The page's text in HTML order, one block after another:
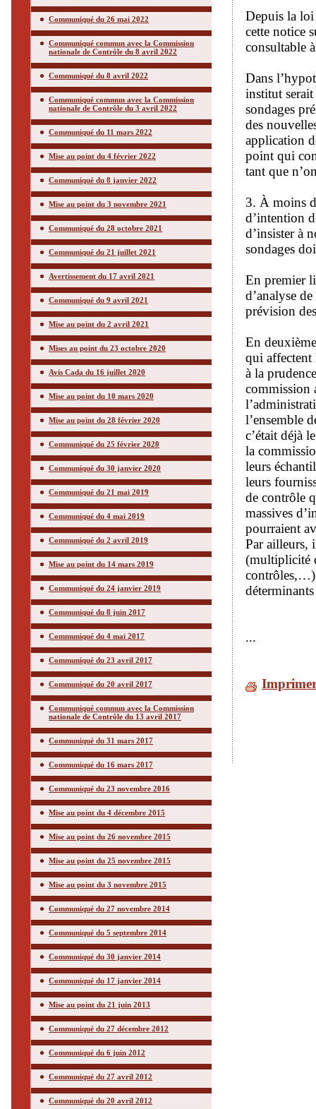
Communiqué du 26 mai 2022
Communiqué commun avec la Commission
nationale de Contrôle du 8 avril 2022
Communiqué du 8 avril 2022
Communiqué commun avec la Commission
nationale de Contrôle du 3 avril 2022
Communiqué du 11 mars 2022
Mise au point du 4 février 2022
Communiqué du 8 janvier 2022
Mise au point du 3 novembre 2021
Communiqué du 28 octobre 2021
Communiqué du 21 juillet 2021
Avertissement du 17 avril 2021
Communiqué du 9 avril 2021
Mise au point du 2 avril 2021
Mises au point du 23 octobre 2020
Avis Cada du 16 juillet 2020
Mise au point du 10 mars 2020
Mise au point du 28 février 2020
Communiqué du 25 février 2020
Communiqué du 30 janvier 2020
Communiqué du 21 mai 2019
Communiqué du 4 mai 2019
Communiqué du 2 avril 2019
Mise au point du 14 mars 2019
Communiqué du 24 janvier 2019
Communiqué du 8 juin 2017
Communiqué du 4 mai 2017
Communiqué du 23 avril 2017
Communiqué du 20 avril 2017
Communiqué commun avec la Commission
nationale de Contrôle du 13 avril 2017
Communiqué du 31 mars 2017
Communiqué du 16 mars 2017
Communiqué du 23 novembre 2016
Mise au point du 4 décembre 2015
Mise au point du 26 novembre 2015
Mise au point du 25 novembre 2015
Mise au point du 3 novembre 2015
Communiqué du 27 novembre 2014
Communiqué du 5 septembre 2014
Communiqué du 30 janvier 2014
Communiqué du 17 janvier 2014
Mise au point du 21 juin 2013
Communiqué du 27 décembre 2012
Communiqué du 6 juin 2012
Communiqué du 27 avril 2012
Communiqué du 20 avril 2012
Depuis la
cette notice
consultable
Dans
institut
sondages
des
application
point qui
tant que
3. À moins
d’intention
d’insister à
sondages
En premier
d’analyse
prévision
En
qui affectent
à la
commission
l’ensemble
c’était déjà
la
leurs
leurs
de contrôle
massives
pourraient
Par ailleurs,
(multiplicité
contrôles,…)
...